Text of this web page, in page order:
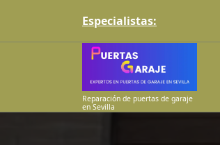
content
Especialistas:
Reparación de puertas de garaje
en Sevilla